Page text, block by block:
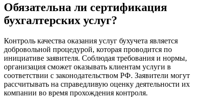
Обязательна ли сертификация
бухгалтерских услуг?
Контроль качества оказания услуг бухучета является
добровольной процедурой, которая проводится по
инициативе заявителя. Соблюдая требования и нормы,
организация сможет оказывать клиентам услуги в
соответствии с законодательством РФ. Заявители могут
рассчитывать на справедливую оценку деятельности их
компании во время прохождения контроля.